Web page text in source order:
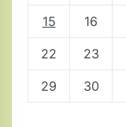
15 16
22 23
29
30